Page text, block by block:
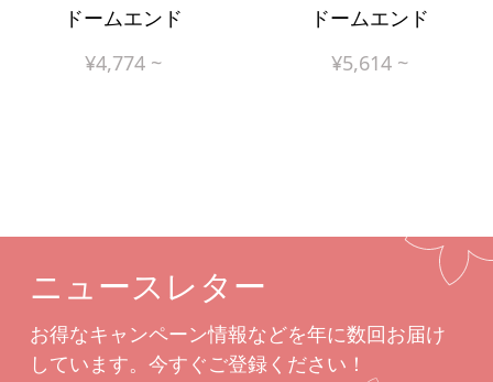
ドームエンド
¥4,774 ~
ドームエンド
¥5,614 ~
ニュースレター
お得なキャンペーン情報などを年に数回お届け
しています。今すぐご登録ください！